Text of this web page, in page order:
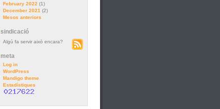
February 2022 (1)
December 2021 (2)
Mesos anteriors
sindicació
Algú fa servir això encara?
meta
Log in
WordPress
Mandigo theme
Estadístiques